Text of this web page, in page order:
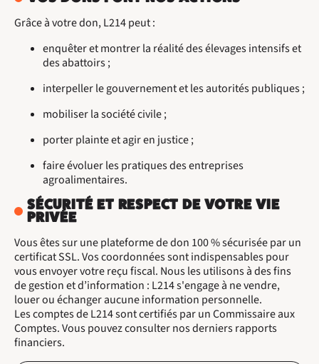
Grâce à votre don, L214 peut :
enquêter et montrer la réalité des élevages intensifs et
des abattoirs ;
interpeller le gouvernement et les autorités publiques ;
mobiliser la société civile ;
porter plainte et agir en justice ;
faire évoluer les pratiques des entreprises
agroalimentaires.
SÉCURITÉ ET RESPECT DE VOTRE VIE
PRIVÉE
Vous êtes sur une plateforme de don 100 % sécurisée par un
certificat SSL. Vos coordonnées sont indispensables pour
vous envoyer votre reçu fiscal. Nous les utilisons à des fins
de gestion et d’information : L214 s'engage à ne vendre,
louer ou échanger aucune information personnelle.
Les comptes de L214 sont certifiés par un Commissaire aux
Comptes. Vous pouvez consulter nos derniers rapports
financiers.